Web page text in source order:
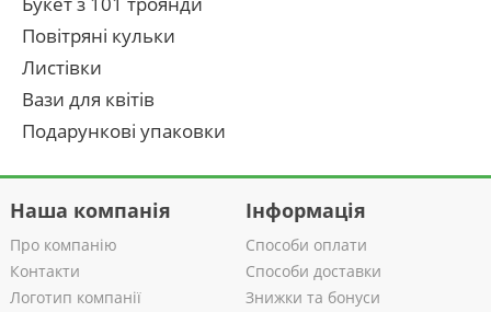
Повітряні кульки
Листівки
Вази для квітів
Подарункові упаковки
Наша компанія
Про компанію
Контакти
Логотип компанії
Інформація
Способи оплати
Способи доставки
Знижки та бонуси